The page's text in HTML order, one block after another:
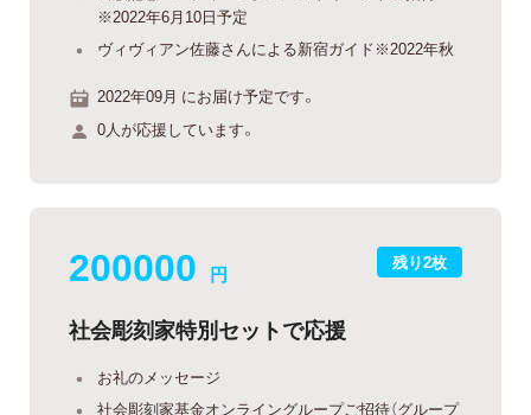
※2022年6月10日予定
ヴィヴィアン佐藤さんによる新宿ガイド※2022年秋
2022年09月 にお届け予定です。
0人が応援しています。
残り2枚
200000 円
社会彫刻家特別セットで応援
お礼のメッセージ
社会彫刻家基金オンライングループご招待（グループ